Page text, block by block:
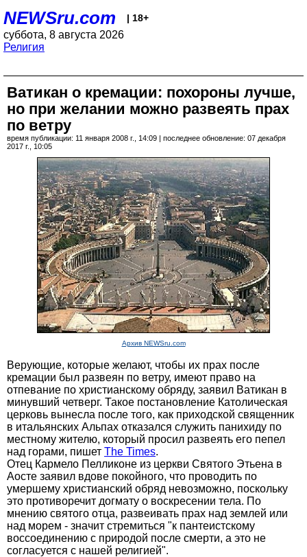
NEWSru.com | 18+
суббота, 8 августа 2026
Религия
Ватикан о кремации: похороны лучше,
но при желании можно развеять прах
по ветру
время публикации: 11 января 2008 г., 14:09 | последнее обновление: 07 декабря
2017 г., 10:05
Архив NEWSru.com
Верующие, которые желают, чтобы их прах после
кремации был развеян по ветру, имеют право на
отпевание по христианскому обряду, заявил Ватикан в
минувший четверг. Такое постановление Католическая
церковь вынесла после того, как приходской священник
в итальянских Альпах отказался служить панихиду по
местному жителю, который просил развеять его пепел
над горами, пишет The Times.
Отец Кармело Пелликоне из церкви Святого Этьена в
Аосте заявил вдове покойного, что проводить по
умершему христианский обряд невозможно, поскольку
это противоречит догмату о воскресении тела. По
мнению святого отца, развеивать прах над землей или
над морем - значит стремиться "к пантеистскому
воссоединению с природой после смерти, а это не
согласуется с нашей религией".